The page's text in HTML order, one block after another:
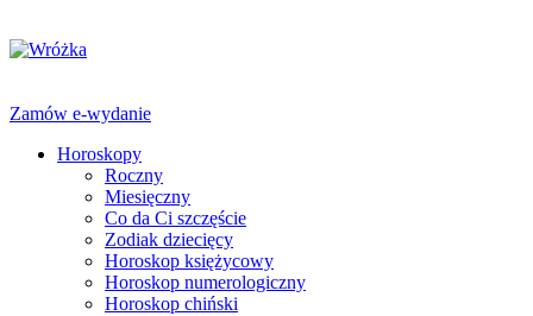
Zamów e-wydanie
Horoskopy
Roczny
Miesięczny
Co da Ci szczęście
Zodiak dziecięcy
Horoskop księżycowy
Horoskop numerologiczny
Horoskop chiński